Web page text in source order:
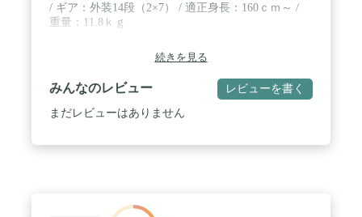
/ ギア：外装14段（2×7） / 適正身長：160ｃｍ～ /
重量：11.8ｋｇ
続きを見る
みんなのレビュー レビューを書く
まだレビューはありません